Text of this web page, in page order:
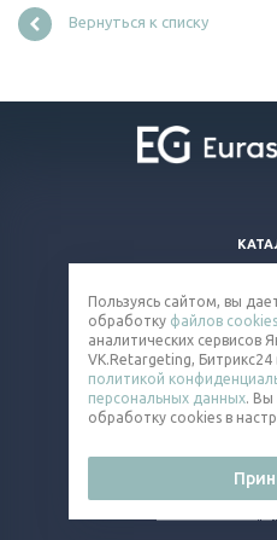
Вернуться к списку
© 2026 Все
8 (800)
Пользуясь сайтом, вы
обработку файлов cookies
аналитических сервисов
VK.Retargeting, Битрикс24
политикой
персональных данных. Вы
обработку cookies в